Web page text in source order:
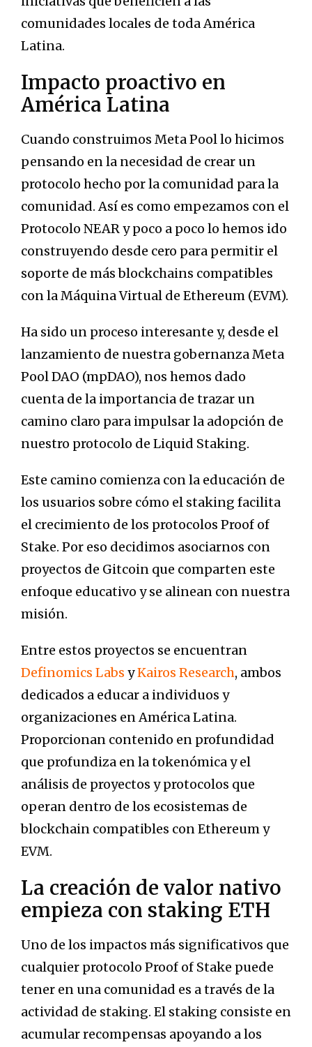
comunidades locales de toda América
Latina.
Impacto proactivo en
América Latina
Cuando construimos Meta Pool lo hicimos
pensando en la necesidad de crear un
protocolo hecho por la comunidad para la
comunidad. Así es como empezamos con el
Protocolo NEAR y poco a poco lo hemos ido
construyendo desde cero para permitir el
soporte de más blockchains compatibles
con la Máquina Virtual de Ethereum (EVM).
Ha sido un proceso interesante y, desde el
lanzamiento de nuestra gobernanza Meta
Pool DAO (mpDAO), nos hemos dado
cuenta de la importancia de trazar un
camino claro para impulsar la adopción de
nuestro protocolo de Liquid Staking.
Este camino comienza con la educación de
los usuarios sobre cómo el staking facilita
el crecimiento de los protocolos Proof of
Stake. Por eso decidimos asociarnos con
proyectos de Gitcoin que comparten este
enfoque educativo y se alinean con nuestra
misión.
Entre estos proyectos se encuentran
Definomics Labs yKairos Research, ambos
dedicados a educar a individuos y
organizaciones en América Latina.
Proporcionan contenido en profundidad
que profundiza en la tokenómica y el
análisis de proyectos y protocolos que
operan dentro de los ecosistemas de
blockchain compatibles con Ethereum y
EVM.
La creación de valor nativo
empieza con staking ETH
Uno de los impactos más significativos que
cualquier protocolo Proof of Stake puede
tener en una comunidad es a través de la
actividad de staking. El staking consiste en
acumular recompensas apoyando a los